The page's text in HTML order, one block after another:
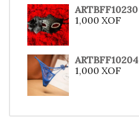
ARTBFF10230
1,000 XOF
ARTBFF10204
1,000 XOF